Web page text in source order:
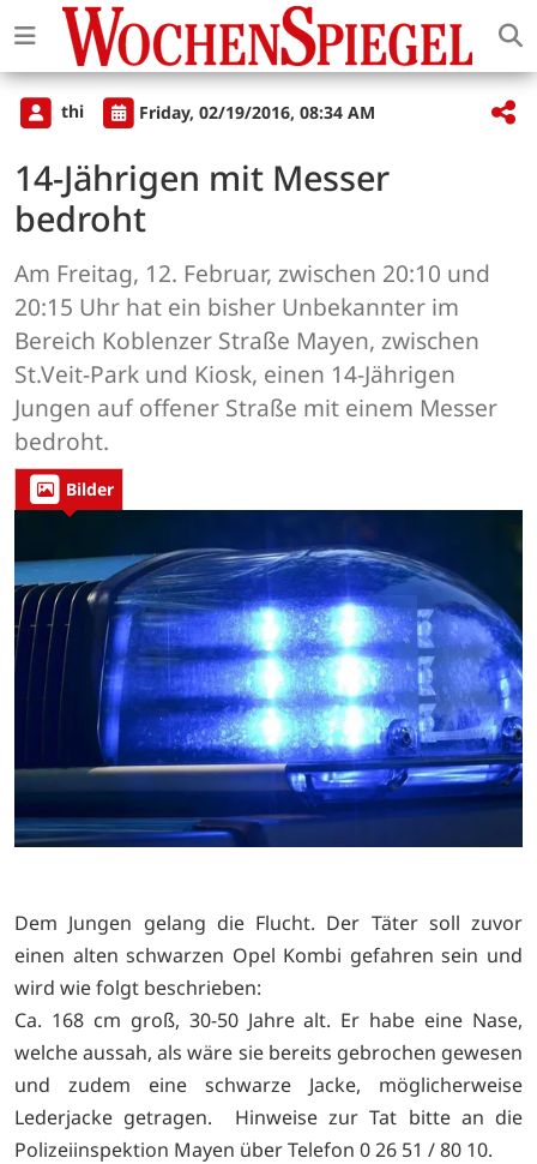
thi Friday, 02/19/2016, 08:34 AM
14-Jährigen mit Messer
bedroht
Am Freitag, 12. Februar, zwischen 20:10 und
20:15 Uhr hat ein bisher Unbekannter im
Bereich Koblenzer Straße Mayen, zwischen
St.Veit-Park und Kiosk, einen 14-Jährigen
Jungen auf offener Straße mit einem Messer
bedroht.
Bilder
Dem Jungen gelang die Flucht. Der Täter soll zuvor
einen alten schwarzen Opel Kombi gefahren sein und
wird wie folgt beschrieben:
Ca. 168 cm groß, 30-50 Jahre alt. Er habe eine Nase,
welche aussah, als wäre sie bereits gebrochen gewesen
und zudem eine schwarze Jacke, möglicherweise
Lederjacke getragen. Hinweise zur Tat bitte an die
Polizeiinspektion Mayen über Telefon 0 26 51 / 80 10.